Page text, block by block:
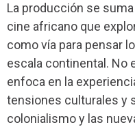
La producción se
cine africano que
como vía para pensar
escala continental. No
enfoca en la
tensiones culturales y
colonialismo y las